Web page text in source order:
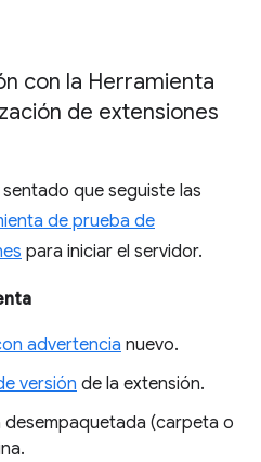
con la Herramienta
de extensiones
que seguiste las
de prueba de
para iniciar el servidor.
advertencia nuevo.
versión de la extensión.
(carpeta o